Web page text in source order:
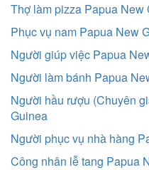
Thợ làm pizza Papua New
Phục vụ nam Papua New
Người giúp việc Papua
Người làm bánh Papua
Người hầu rượu (Chuyên
Guinea
Người phục vụ nhà hàng
Công nhân lễ tang Papua